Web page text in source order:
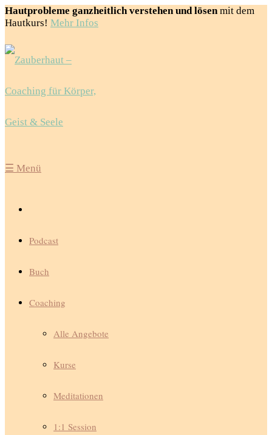
Hautprobleme ganzheitlich verstehen und lösenmit dem
Hautkurs! Mehr Infos
☰ Menü
Podcast
Buch
Coaching
Alle Angebote
Kurse
Meditationen
1:1 Session